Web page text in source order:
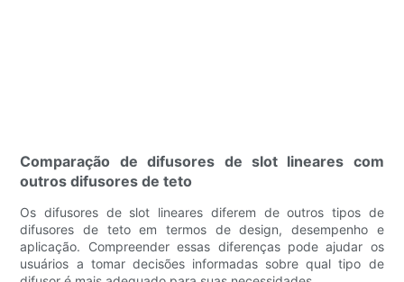
Comparação de difusores de slot lineares com
outros difusores de teto
Os difusores de slot lineares diferem de outros tipos de
difusores de teto em termos de design, desempenho e
aplicação. Compreender essas diferenças pode ajudar os
usuários a tomar decisões informadas sobre qual tipo de